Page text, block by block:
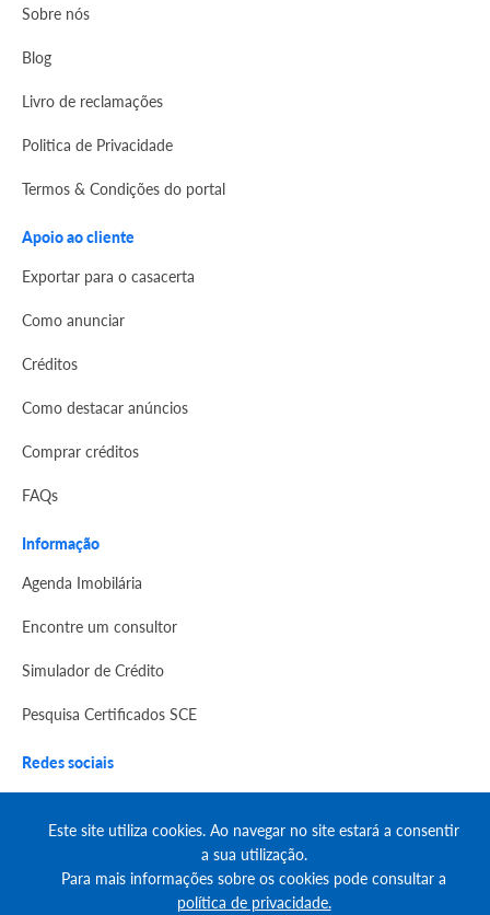
Sobre nós
Blog
Livro de reclamações
Politica de Privacidade
Termos & Condições do portal
Apoio ao cliente
Exportar para o casacerta
Como anunciar
Créditos
Como destacar anúncios
Comprar créditos
FAQs
Informação
Agenda Imobilária
Encontre um consultor
Simulador de Crédito
Pesquisa Certificados SCE
Redes sociais
© Copyright 2023 | CASACERTA. All rights reserved
Este site utiliza cookies. Ao navegar no site estará a consentir
a sua utilização.
Para mais informações sobre os cookies pode consultar a
política de privacidade.